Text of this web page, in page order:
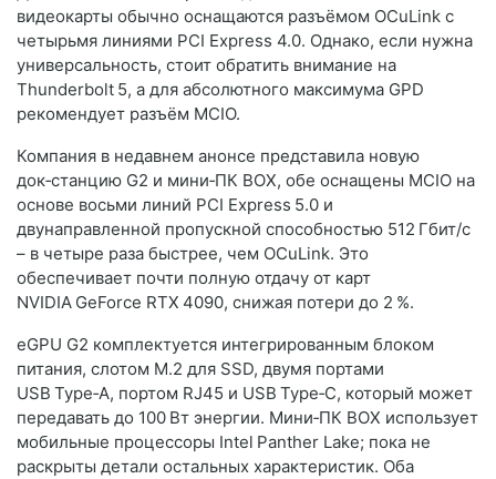
видеокарты обычно оснащаются разъёмом OCuLink с
четырьмя линиями PCI Express 4.0. Однако, если нужна
универсальность, стоит обратить внимание на
Thunderbolt 5, а для абсолютного максимума GPD
рекомендует разъём MCIO.
Компания в недавнем анонсе представила новую
док‑станцию G2 и мини‑ПК BOX, обе оснащены MCIO на
основе восьми линий PCI Express 5.0 и
двунаправленной пропускной способностью 512 Гбит/с
– в четыре раза быстрее, чем OCuLink. Это
обеспечивает почти полную отдачу от карт
NVIDIA GeForce RTX 4090, снижая потери до 2 %.
eGPU G2 комплектуется интегрированным блоком
питания, слотом M.2 для SSD, двумя портами
USB Type‑A, портом RJ45 и USB Type‑C, который может
передавать до 100 Вт энергии. Мини‑ПК BOX использует
мобильные процессоры Intel Panther Lake; пока не
раскрыты детали остальных характеристик. Оба